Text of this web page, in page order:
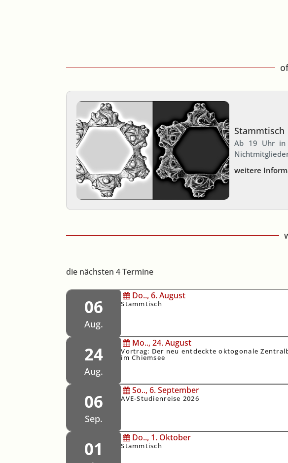
Stammtisch
Ab 19 Uhr in
weitere
die nächsten 4 Termine
06
Aug.
Do.., 6.August
Stammtisch
24
Aug.
Mo.., 24.August
Vortrag: Der neu entdeckte oktogonale
im Chiemsee
06
Sep.
So.., 6.September
AVE-Studienreise 2026
01
Do.., 1. Oktober
Stammtisch